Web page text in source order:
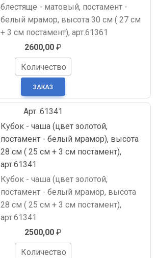
блестяще - матовый, постамент -
белый мрамор, высота 30 см ( 27 см
+ 3 см постамент), арт.61361
2600,00₽
Количество
Арт. 61341
Кубок - чаша (цвет золотой,
постамент - белый мрамор), высота
28 см ( 25 см + 3 см постамент),
арт.61341
Кубок - чаша (цвет золотой,
постамент - белый мрамор, высота
28 см ( 25 см + 3 см постамент),
арт.61341
2500,00₽
Количество